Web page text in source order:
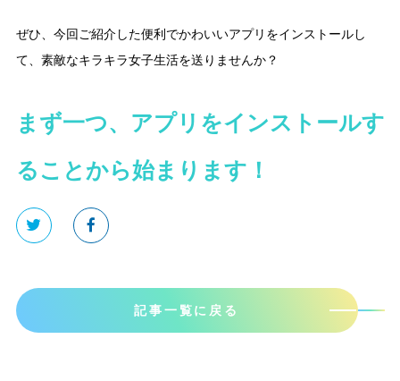
ぜひ、今回ご紹介した便利でかわいいアプリをインストールし
て、素敵なキラキラ女子生活を送りませんか？
まず一つ、アプリをインストールす
ることから始まります！
記事一覧に戻る